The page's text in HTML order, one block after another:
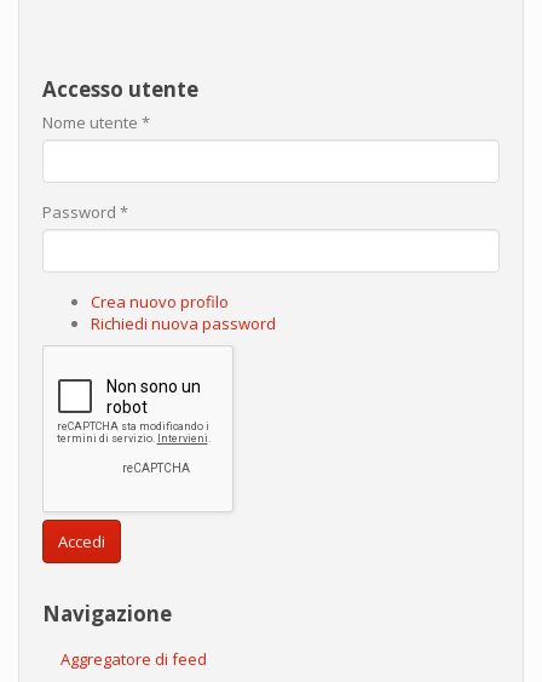
Accesso utente
Nome utente *
Password *
Crea nuovo profilo
Richiedi nuova password
Accedi
Navigazione
Aggregatore di feed